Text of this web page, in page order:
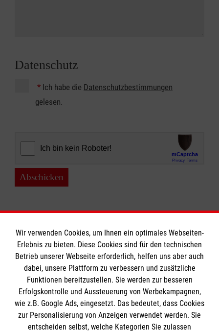
Datenschutz
* Ich habe die Datenschutzbestimmungen
gelesen.
Abschicken
Informationen
Impressum
Datenschutz
Barrierefreiheit
Die Malteser
Wir verwenden Cookies, um Ihnen ein optimales Webseiten-
Erlebnis zu bieten. Diese Cookies sind für den technischen
Betrieb unserer Webseite erforderlich, helfen uns aber auch
dabei, unsere Plattform zu verbessern und zusätzliche
Funktionen bereitzustellen. Sie werden zur besseren
Erfolgskontrolle und Aussteuerung von Werbekampagnen,
wie z.B. Google Ads, eingesetzt. Das bedeutet, dass Cookies
zur Personalisierung von Anzeigen verwendet werden. Sie
entscheiden selbst, welche Kategorien Sie zulassen